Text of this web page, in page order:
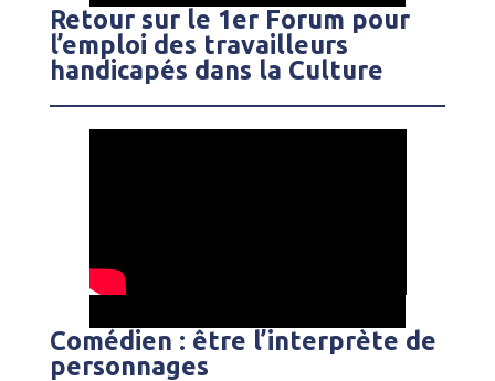
Retour sur le 1er Forum pour
l’emploi des travailleurs
handicapés dans la Culture
Comédien : être l’interprète de
personnages